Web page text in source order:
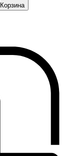
Корзина